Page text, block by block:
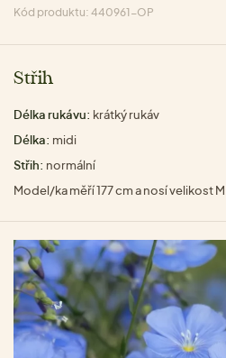
Kód produktu: 440961-OP
Střih
Délka rukávu: krátký rukáv
Délka: midi
Střih: normální
Model/ka měří 177 cm a nosí velikost M